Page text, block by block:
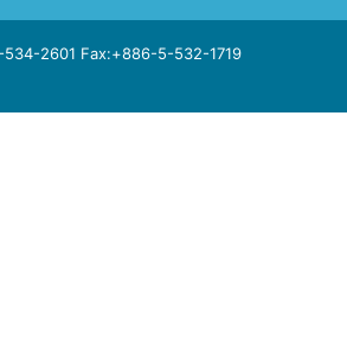
534-2601 Fax:+886-5-532-1719